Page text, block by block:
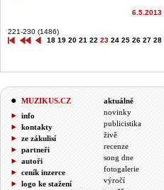
6.5.2013
221-230 (1486)
18 19 20 21 22 23 24 25 26 27 28
MUZIKUS.CZ
info
kontakty
ze zákulisí
partneři
autoři
ceník inzerce
logo ke stažení
aktuálně
novinky
publicistika
živě
recenze
song dne
fotogalerie
výročí